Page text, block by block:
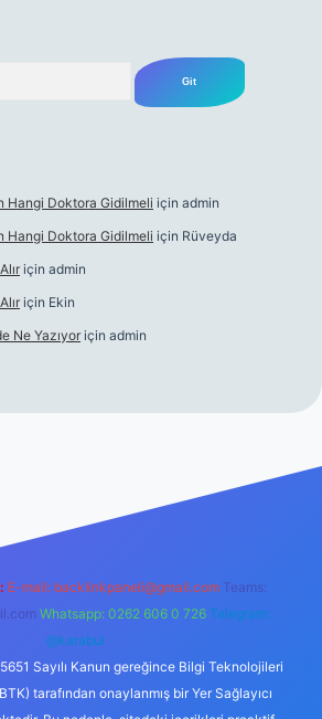
Hangi Doktora Gidilmeli için admin
Hangi Doktora Gidilmeli için Rüveyda
için admin
için Ekin
Ne Yazıyor için admin
E-mail: backlinkpaneli@gmail.com Teams:
Whatsapp: 0262 606 0 726 Telegram:
@karabul
Sayılı Kanun gereğince Bilgi Teknolojileri
tarafından onaylanmış bir Yer Sağlayıcı